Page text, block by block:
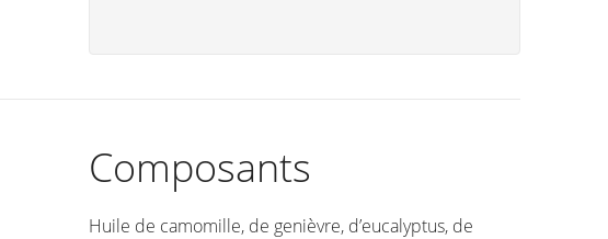
Composants
Huile de camomille, de genièvre, d’eucalyptus, de